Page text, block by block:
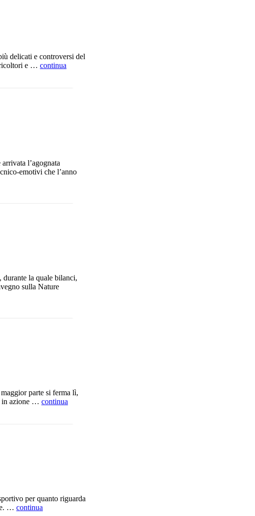
delicati e controversi del
e … continua
l’agognata
emotivi che l’anno
durante la quale bilanci,
sulla Nature
parte si ferma lì,
in azione … continua
per quanto riguarda
… continua